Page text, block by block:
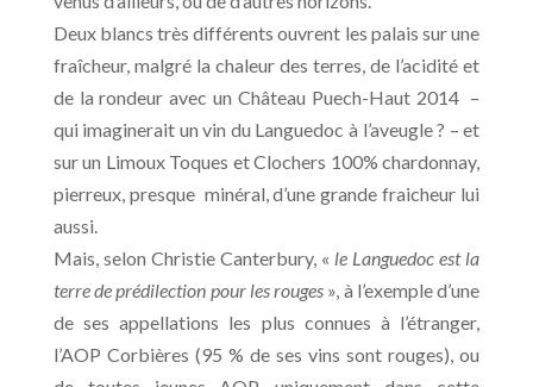
Deux blancs très différents ouvrent les palais sur une
fraîcheur, malgré la chaleur des terres, de l’acidité et
de la rondeur avec un Château Puech-Haut 2014 –
qui imaginerait un vin du Languedoc à l’aveugle ? – et
sur un Limoux Toques et Clochers 100% chardonnay,
pierreux, presque minéral, d’une grande fraicheur lui
aussi.
Mais, selon Christie Canterbury, « le Languedoc est la
terre de prédilection pour les rouges », à l’exemple d’une
de ses appellations les plus connues à l’étranger,
l’AOP Corbières (95 % de ses vins sont rouges), ou